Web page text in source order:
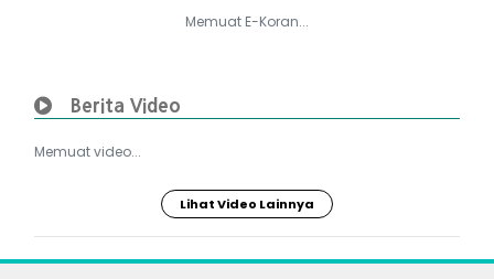
Memuat E-Koran...
Berita Video
Memuat video...
Lihat Video Lainnya